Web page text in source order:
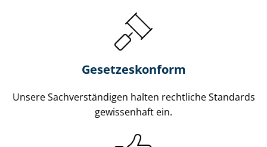
Gesetzes­konform
Unsere Sach­ver­stän­di­gen halten rechtliche Standards
gewissenhaft ein.